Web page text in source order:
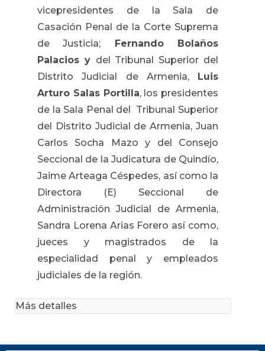
vicepresidentes de la Sala de
Casación Penal de la Corte Suprema
de Justicia; Fernando Bolaños
Palacios y del Tribunal Superior del
Distrito Judicial de Armenia, Luis
Arturo Salas Portilla, los presidentes
de la Sala Penal del Tribunal Superior
del Distrito Judicial de Armenia, Juan
Carlos Socha Mazo y del Consejo
Seccional de la Judicatura de Quindío,
Jaime Arteaga Céspedes, así como la
Directora (E) Seccional de
Administración Judicial de Armenia,
Sandra Lorena Arias Forero así como,
jueces y magistrados de la
especialidad penal y empleados
judiciales de la región.
Más detalles